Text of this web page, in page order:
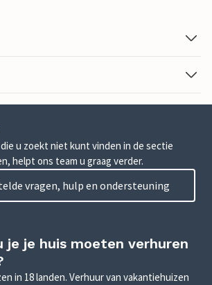
u zoekt niet kunt vinden in de sectie
helpt ons team u graag verder.
vragen, hulp en ondersteuning
je je huis moeten verhuren
in 18 landen. Verhuur van vakantiehuizen